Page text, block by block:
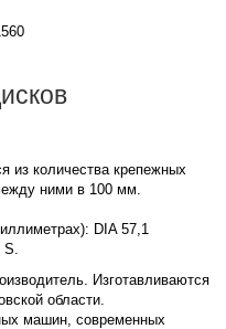
из количества крепежных
ними в 100 мм.
DIA 57,1
S.
Изготавливаются
области.
машин, современных